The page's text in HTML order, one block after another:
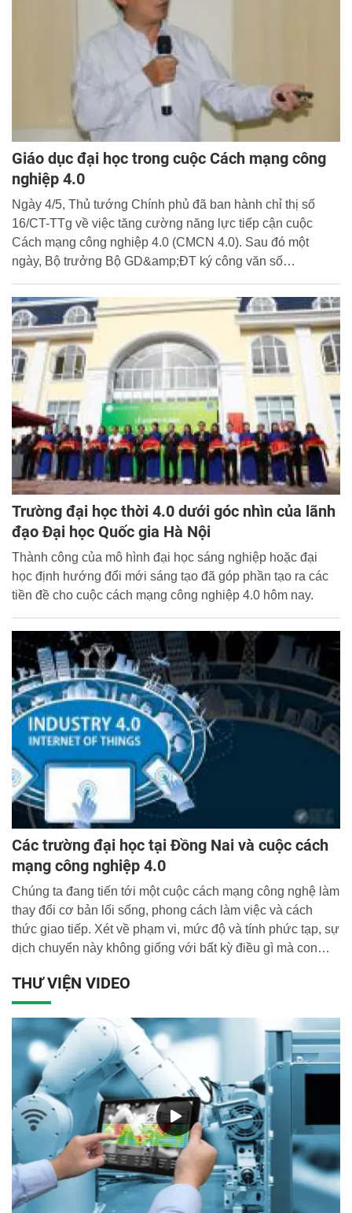
Giáo dục đại học trong cuộc Cách mạng công
nghiệp 4.0
Ngày 4/5, Thủ tướng Chính phủ đã ban hành chỉ thị số
16/CT-TTg về việc tăng cường năng lực tiếp cận cuộc
Cách mạng công nghiệp 4.0 (CMCN 4.0). Sau đó một
ngày, Bộ trưởng Bộ GD&amp;ĐT ký công văn số
đào tạo nguồn nhân lực có khả năng thích ứng với cuộc
CMCN 4.0. Có thể thấy việc tăng cường cơ hội trong thời
đại CMCN 4.0 đang là vấn đề được nhà nước ta rất quan
tâm.
Trường đại học thời 4.0 dưới góc nhìn của lãnh
đạo Đại học Quốc gia Hà Nội
Thành công của mô hình đại học sáng nghiệp hoặc đại
học định hướng đổi mới sáng tạo đã góp phần tạo ra các
tiền đề cho cuộc cách mạng công nghiệp 4.0 hôm nay.
Các trường đại học tại Đồng Nai và cuộc cách
mạng công nghiệp 4.0
Chúng ta đang tiến tới một cuộc cách mạng công nghệ làm
thay đổi cơ bản lối sống, phong cách làm việc và cách
thức giao tiếp. Xét về phạm vi, mức độ và tính phức tạp, sự
dịch chuyển này không giống với bất kỳ điều gì mà con
THƯ VIỆN VIDEO